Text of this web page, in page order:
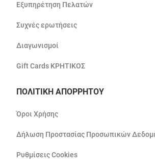
Εξυπηρέτηση Πελατών
Συχνές ερωτήσεις
Διαγωνισμοί
Gift Cards ΚΡΗΤΙΚΟΣ
ΠΟΛΙΤΙΚΗ ΑΠΟΡΡΗΤΟΥ
Όροι Χρήσης
Δήλωση Προστασίας Προσωπικών
Ρυθμίσεις Cookies